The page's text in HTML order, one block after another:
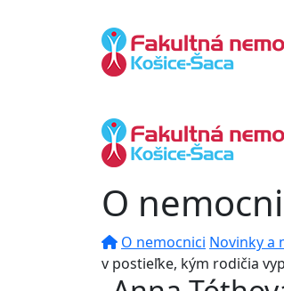
O
O nemocnici Novinky a
v postieľke, kým rodičia